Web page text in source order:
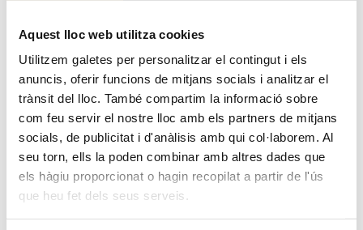
Aquest lloc web utilitza cookies
Utilitzem galetes per personalitzar el contingut i els
anuncis, oferir funcions de mitjans socials i analitzar el
trànsit del lloc. També compartim la informació sobre
com feu servir el nostre lloc amb els partners de mitjans
socials, de publicitat i d'anàlisis amb qui col·laborem. Al
seu torn, ells la poden combinar amb altres dades que
els hàgiu proporcionat o hagin recopilat a partir de l'ús
que heu fet dels seus serveis.
15-44 anys 45-64 anys 65 anys o més
0
Com interpretar aquest gràfic
Dones
25